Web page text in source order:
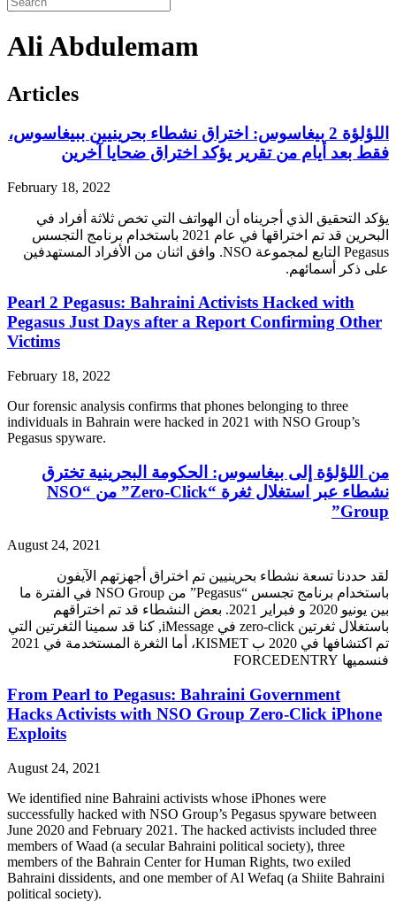
Ali Abdulemam
Articles
اللؤلؤة 2 بيغاسوس: اختراق نشطاء بحرينيين ببيغاسوس،
فقط بعد أيام من تقرير يؤكد اختراق ضحايا آخرين
February 18, 2022
يؤكد التحقيق الذي أجريناه أن الهواتف التي تخص ثلاثة أفراد في
البحرين قد تم اختراقها في عام 2021 باستخدام برنامج التجسس
Pegasus التابع لمجموعة NSO. وافق اثنان من الأفراد المستهدفين
على ذكر أسمائهم.
Pearl 2 Pegasus: Bahraini Activists Hacked with
Pegasus Just Days after a Report Confirming Other
Victims
February 18, 2022
Our forensic analysis confirms that phones belonging to three
individuals in Bahrain were hacked in 2021 with NSO Group’s
Pegasus spyware.
من اللؤلؤة إلى بيغاسوس: الحكومة البحرينية تخترق
نشطاء عبر استغلال ثغرة “Zero-Click” من “NSO
Group”
August 24, 2021
لقد حددنا تسعة نشطاء بحرينيين تم اختراق أجهزتهم الآيفون
باستخدام برنامج تجسس “Pegasus” من NSO Group في الفترة ما
بين يونيو 2020 و فبراير 2021. بعض النشطاء قد تم اختراقهم
باستغلال ثغرتين zero-click في iMessage, كنا قد سمينا الثغرتين التي
تم اكتشافها في 2020 ب KISMET، أما الثغرة المستخدمة في 2021
فنسميها FORCEDENTRY
From Pearl to Pegasus: Bahraini Government
Hacks Activists with NSO Group Zero-Click iPhone
Exploits
August 24, 2021
We identified nine Bahraini activists whose iPhones were
successfully hacked with NSO Group’s Pegasus spyware between
June 2020 and February 2021. The hacked activists included three
members of Waad (a secular Bahraini political society), three
members of the Bahrain Center for Human Rights, two exiled
Bahraini dissidents, and one member of Al Wefaq (a Shiite Bahraini
political society).